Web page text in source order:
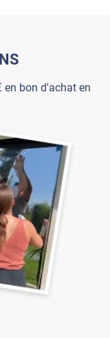
en bon d'achat en